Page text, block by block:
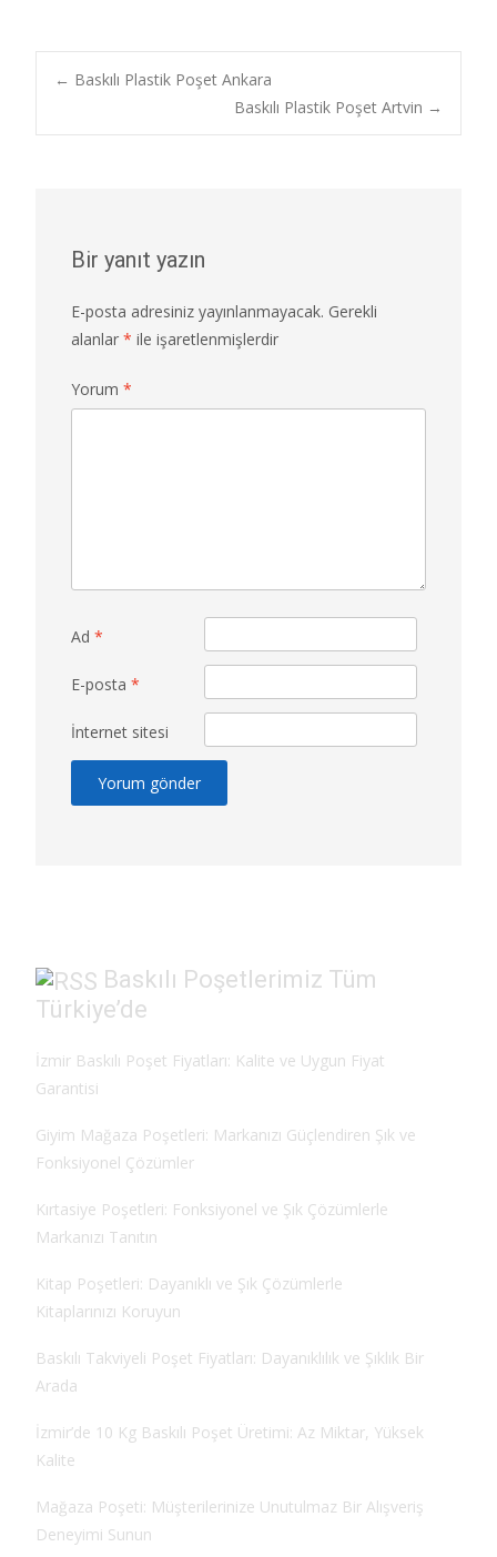
e
b
to
d
ai
l
ar
e
Post
← Baskılı Plastik Poşet Ankara
Baskılı Plastik Poşet Artvin →
Bir yanıt yazın
E-posta adresiniz yayınlanmayacak. Gerekli
alanlar * ile işaretlenmişlerdir
Yorum *
Ad *
E-posta *
İnternet sitesi
Baskılı Poşetlerimiz Tüm
Türkiye’de
İzmir Baskılı Poşet Fiyatları: Kalite ve Uygun Fiyat
Garantisi
Giyim Mağaza Poşetleri: Markanızı Güçlendiren Şık ve
Fonksiyonel Çözümler
Kırtasiye Poşetleri: Fonksiyonel ve Şık Çözümlerle
Markanızı Tanıtın
Kitap Poşetleri: Dayanıklı ve Şık Çözümlerle
Kitaplarınızı Koruyun
Baskılı Takviyeli Poşet Fiyatları: Dayanıklılık ve Şıklık Bir
Arada
İzmir’de 10 Kg Baskılı Poşet Üretimi: Az Miktar, Yüksek
Kalite
Mağaza Poşeti: Müşterilerinize Unutulmaz Bir Alışveriş
Deneyimi Sunun